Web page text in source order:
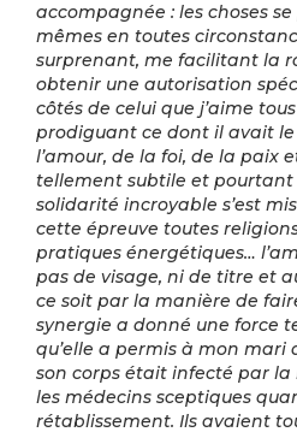
accompagnée : les choses
mêmes en toutes
surprenant, me facilitant la
obtenir une autorisation
côtés de celui que j’aime
prodiguant ce dont il avait le
l’amour, de la foi, de la paix
tellement subtile et pourtant
solidarité incroyable s’est
cette épreuve toutes
pratiques énergétiques…
pas de visage, ni de titre et
ce soit par la manière de
synergie a donné une force
qu’elle a permis à mon mari
son corps était infecté par la
les médecins sceptiques
rétablissement. Ils avaient